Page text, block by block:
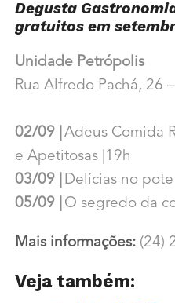
Degusta
gratuitos em
Unidade Petrópolis
Rua Alfredo Pachá, 26
02/09 |
Adeus Comida
e Apetitosas |19h
03/09 |
Delícias no pote
05/09 |
O segredo da
Mais informações:(24)
Veja também: